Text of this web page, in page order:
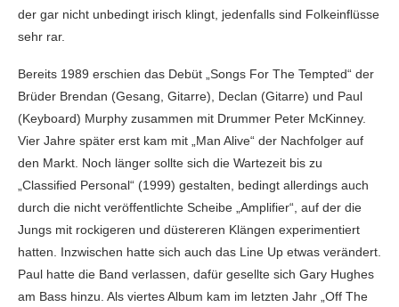
der gar nicht unbedingt irisch klingt, jedenfalls sind Folkeinflüsse
sehr rar.
Bereits 1989 erschien das Debüt „Songs For The Tempted“ der
Brüder Brendan (Gesang, Gitarre), Declan (Gitarre) und Paul
(Keyboard) Murphy zusammen mit Drummer Peter McKinney.
Vier Jahre später erst kam mit „Man Alive“ der Nachfolger auf
den Markt. Noch länger sollte sich die Wartezeit bis zu
„Classified Personal“ (1999) gestalten, bedingt allerdings auch
durch die nicht veröffentlichte Scheibe „Amplifier“, auf der die
Jungs mit rockigeren und düstereren Klängen experimentiert
hatten. Inzwischen hatte sich auch das Line Up etwas verändert.
Paul hatte die Band verlassen, dafür gesellte sich Gary Hughes
am Bass hinzu. Als viertes Album kam im letzten Jahr „Off The